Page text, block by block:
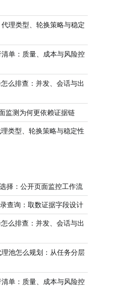
理类型、轮换策略与稳定
单：质量、成本与风险控
么排查：并发、会话与出
监测为何更依赖证据链
类型、轮换策略与稳定性
择：公开页面监控工作流
查询：取数证据字段设计
么排查：并发、会话与出
池怎么规划：从任务分层
单：质量、成本与风险控